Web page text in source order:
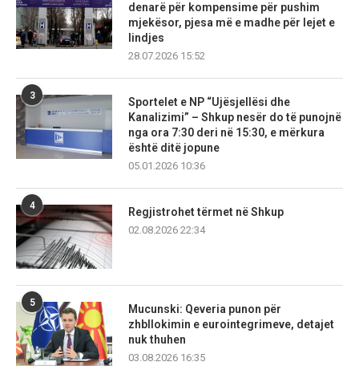
denarë për kompensime për pushim
mjekësor, pjesa më e madhe për lejet e
lindjes
28.07.2026 15:52
3
Sportelet e NP “Ujësjellësi dhe
Kanalizimi” – Shkup nesër do të punojnë
nga ora 7:30 deri në 15:30, e mërkura
është ditë jopune
05.01.2026 10:36
4
Regjistrohet tërmet në Shkup
02.08.2026 22:34
5
Mucunski: Qeveria punon për
zhbllokimin e eurointegrimeve, detajet
nuk thuhen
03.08.2026 16:35